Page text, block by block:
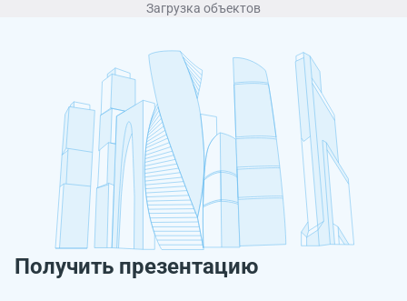
Загрузка объектов
Получить презентацию